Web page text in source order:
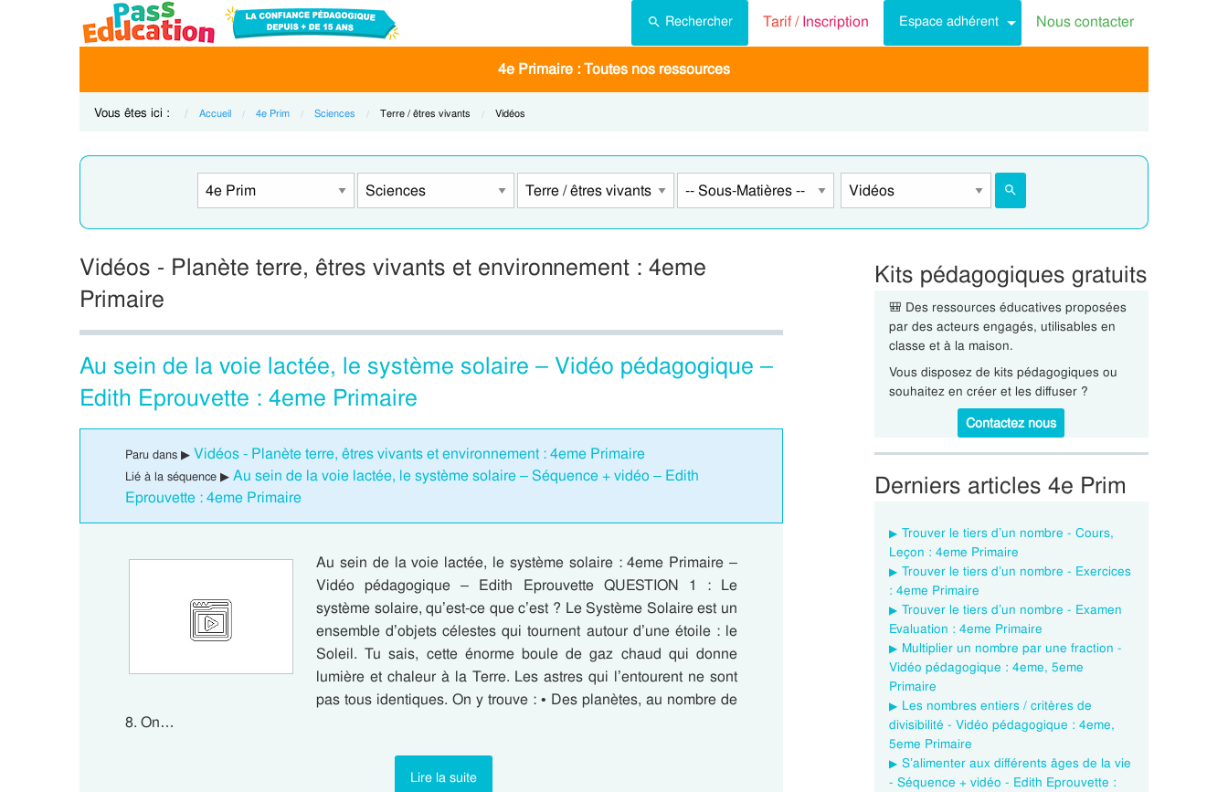
Rechercher Tarif /Inscription Espace adhérent Nous contacter
4e Primaire : Toutes nos ressources
Vous êtes ici : Accueil 4e Prim Sciences Current:
Terre / êtres vivants Current:
Vidéos
Vidéos - Planète terre, êtres vivants et environnement : 4eme
Primaire
Au sein de la voie lactée, le système solaire – Vidéo pédagogique –
Edith Eprouvette : 4eme Primaire
Paru dans ▶ Vidéos - Planète terre, êtres vivants et environnement : 4eme Primaire
Lié à la séquence ▶ Au sein de la voie lactée, le système solaire – Séquence + vidéo – Edith
Eprouvette : 4eme Primaire
Au sein de la voie lactée, le système solaire : 4eme Primaire –
Vidéo pédagogique – Edith Eprouvette QUESTION 1 : Le
système solaire, qu’est-ce que c’est ? Le Système Solaire est un
ensemble d’objets célestes qui tournent autour d’une étoile : le
Soleil. Tu sais, cette énorme boule de gaz chaud qui donne
lumière et chaleur à la Terre. Les astres qui l’entourent ne sont
pas tous identiques. On y trouve : • Des planètes, au nombre de
8. On…
Lire la suite
Kits pédagogiques gratuits
🎒 Des ressources éducatives proposées
par des acteurs engagés, utilisables en
classe et à la maison.
Vous disposez de kits pédagogiques ou
souhaitez en créer et les diffuser ?
Contactez nous
Derniers articles 4e Prim
Trouver le tiers d’un nombre - Cours,
Leçon : 4eme Primaire
Trouver le tiers d’un nombre - Exercices
: 4eme Primaire
Trouver le tiers d’un nombre - Examen
Evaluation : 4eme Primaire
Multiplier un nombre par une fraction -
Vidéo pédagogique : 4eme, 5eme
Primaire
Les nombres entiers / critères de
divisibilité - Vidéo pédagogique : 4eme,
5eme Primaire
S’alimenter aux différents âges de la vie
- Séquence + vidéo - Edith Eprouvette :